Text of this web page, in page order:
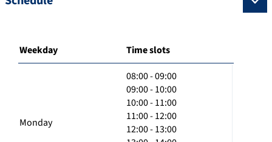
Weekday Time slots
Monday
08:00 - 09:00
09:00 - 10:00
10:00 - 11:00
11:00 - 12:00
12:00 - 13:00